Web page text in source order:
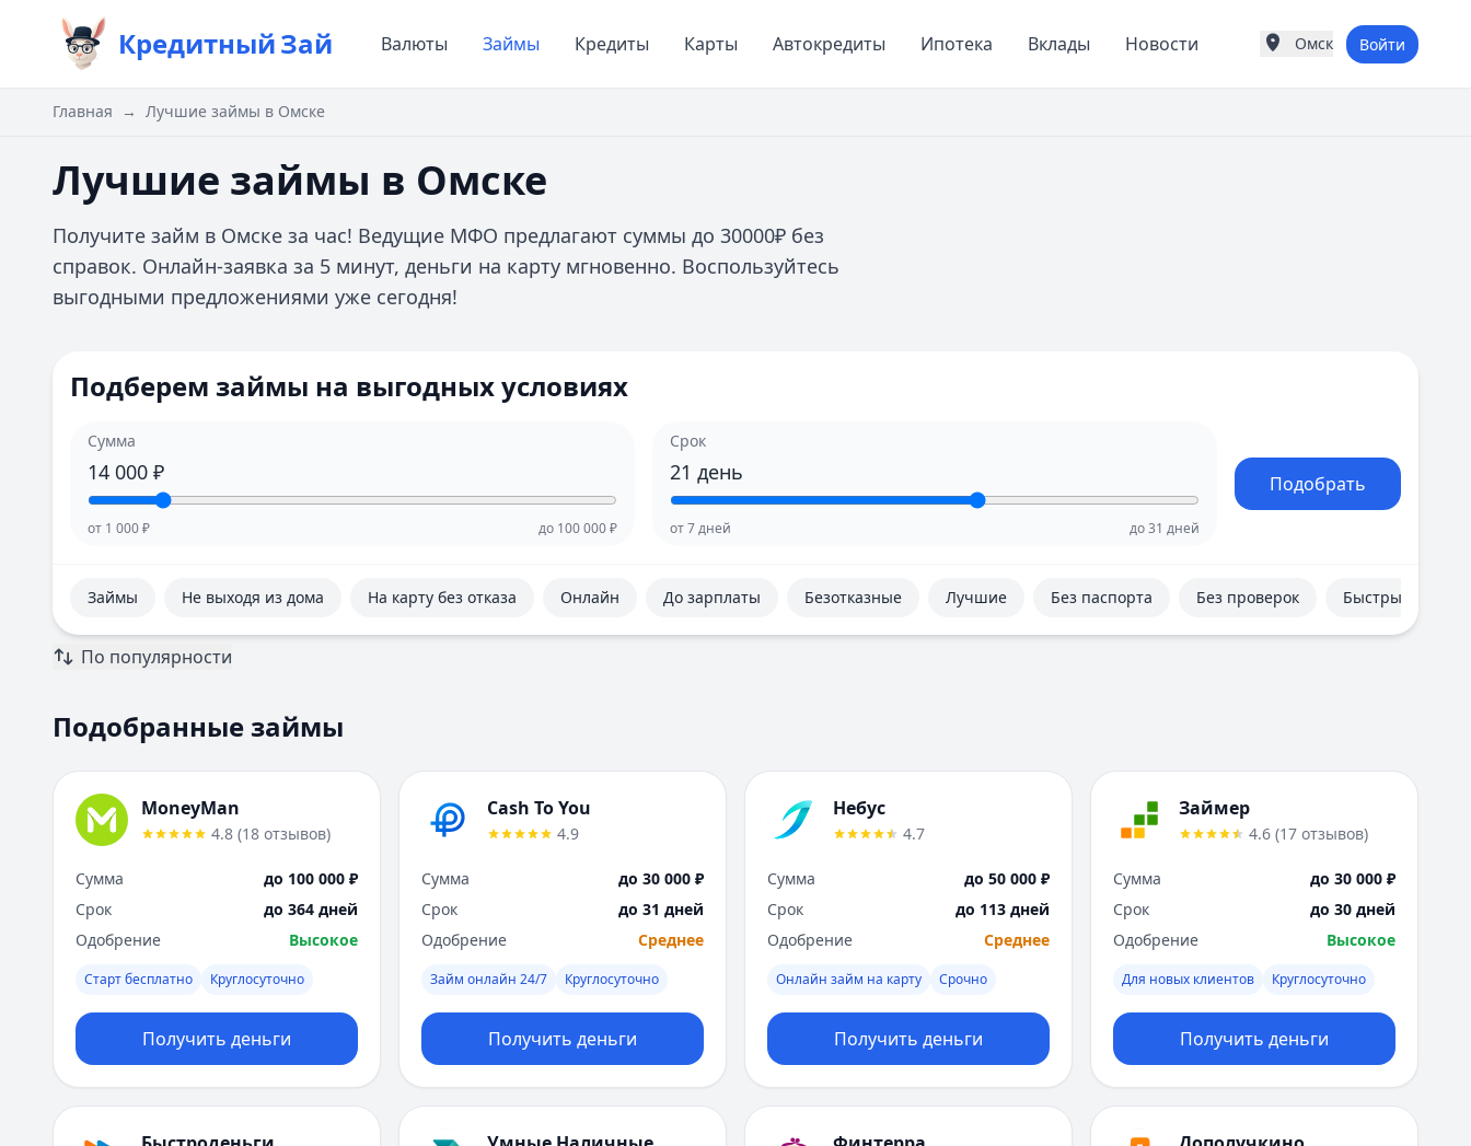
КредитныйЗай Валюты Займы Кредиты Карты Автокредиты Ипотека Вклады Новости
Города России
Воронеж
Ижевск
Иркутск
Курск
Липецк
Магнитогорск
Махачкала
Набережные Челны
Нижний Новгород
Новокузнецк
Омск Войти
Главная → Лучшие займы в Омске
Лучшие займы в Омске
Получите займ в Омске за час! Ведущие МФО предлагают суммы до 30000₽ без
справок. Онлайн-заявка за 5 минут, деньги на карту мгновенно. Воспользуйтесь
выгодными предложениями уже сегодня!
Подберем займы на выгодных условиях
Сумма
14 000 ₽
от 1 000₽ до 100 000₽
Срок
21 день
от7дней до31 дней
Подобрать
Займы Не выходя из дома На карту без отказа Онлайн До зарплаты Безотказные Лучшие Без паспорта Без проверок Быстрые
По популярности
Подобранные займы
MoneyMan
4.8 (18 отзывов)
Сумма
до 100 000 ₽
Срок
до 364 дней
Одобрение
Высокое
Старт бесплатно Круглосуточно
Получить деньги
Cash To You
4.9
Сумма
до 30 000 ₽
Срок
до 31 дней
Одобрение
Среднее
Займ онлайн 24/7 Круглосуточно
Получить деньги
Небус
4.7
Сумма
до 50 000 ₽
Срок
до 113 дней
Одобрение
Среднее
Онлайн займ на карту Срочно
Получить деньги
Займер
4.6 (17 отзывов)
Сумма
до 30 000 ₽
Срок
до 30 дней
Одобрение
Высокое
Для новых клиентов Круглосуточно
Получить деньги